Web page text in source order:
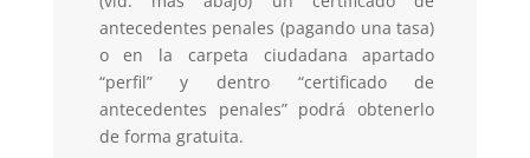
antecedentes penales (pagando una tasa)
o en la carpeta ciudadana apartado
“perfil” y dentro “certificado de
antecedentes penales” podrá obtenerlo
de forma gratuita.